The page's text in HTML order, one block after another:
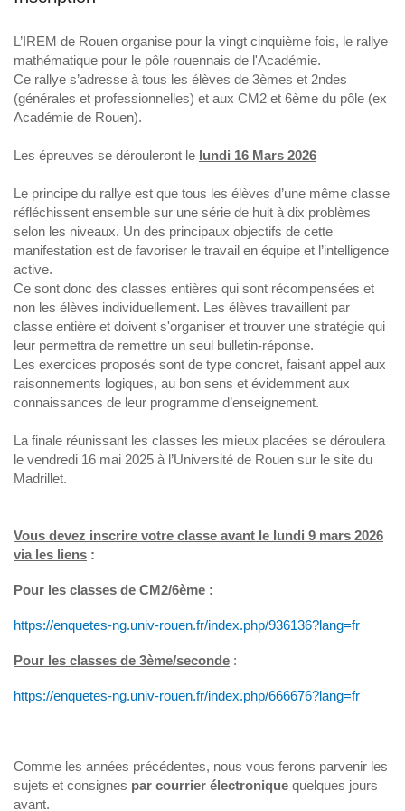
L’IREM de Rouen organise pour la vingt cinquième fois, le rallye
mathématique pour le pôle rouennais de l'Académie.
Ce rallye s’adresse à tous les élèves de 3èmes et 2ndes
(générales et professionnelles) et aux CM2 et 6ème du pôle (ex
Académie de Rouen).
Les épreuves se dérouleront le lundi 16 Mars 2026
Le principe du rallye est que tous les élèves d’une même classe
réfléchissent ensemble sur une série de huit à dix problèmes
selon les niveaux. Un des principaux objectifs de cette
manifestation est de favoriser le travail en équipe et l’intelligence
active.
Ce sont donc des classes entières qui sont récompensées et
non les élèves individuellement. Les élèves travaillent par
classe entière et doivent s'organiser et trouver une stratégie qui
leur permettra de remettre un seul bulletin-réponse.
Les exercices proposés sont de type concret, faisant appel aux
raisonnements logiques, au bon sens et évidemment aux
connaissances de leur programme d’enseignement.
La finale réunissant les classes les mieux placées se déroulera
le vendredi 16 mai 2025 à l’Université de Rouen sur le site du
Madrillet.
Vous devez inscrire votre classe avant le lundi 9 mars 2026
via les liens :
Pour les classes de CM2/6ème :
https://enquetes-ng.univ-rouen.fr/index.php/936136?lang=fr
Pour les classes de 3ème/seconde :
https://enquetes-ng.univ-rouen.fr/index.php/666676?lang=fr
Comme les années précédentes, nous vous ferons parvenir les
sujets et consignes par courrier électronique quelques jours
avant.